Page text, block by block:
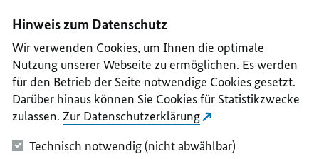
II
III
IV
V
Hinweis zum Datenschutz
Wir verwenden Cookies, um Ihnen die optimale
Nutzung unserer Webseite zu ermöglichen. Es werden
für den Betrieb der Seite notwendige Cookies gesetzt.
Darüber hinaus können Sie Cookies für Statistikzwecke
zulassen. Zur Datenschutzerklärung
Technisch notwendig (nicht abwählbar)